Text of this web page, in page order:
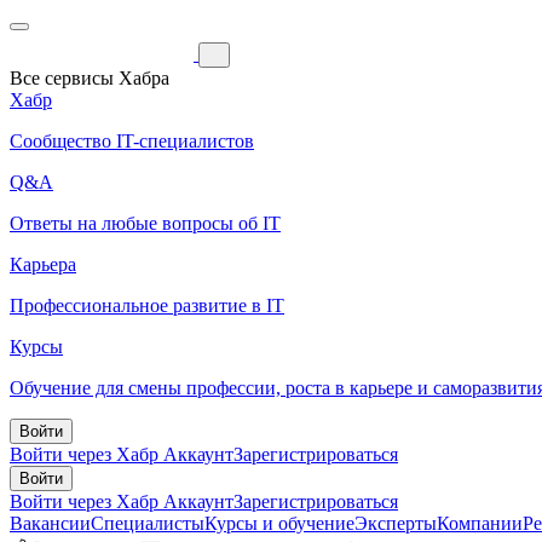
Все сервисы Хабра
Хабр
Сообщество IT-специалистов
Q&A
Ответы на любые вопросы об IT
Карьера
Профессиональное развитие в IT
Курсы
Обучение для смены профессии, роста в карьере и
Войти
Войти через Хабр АккаунтЗарегистрироваться
Войти
Войти через Хабр АккаунтЗарегистрироваться
ВакансииСпециалистыКурсы и обучениеЭкспертыКомпании